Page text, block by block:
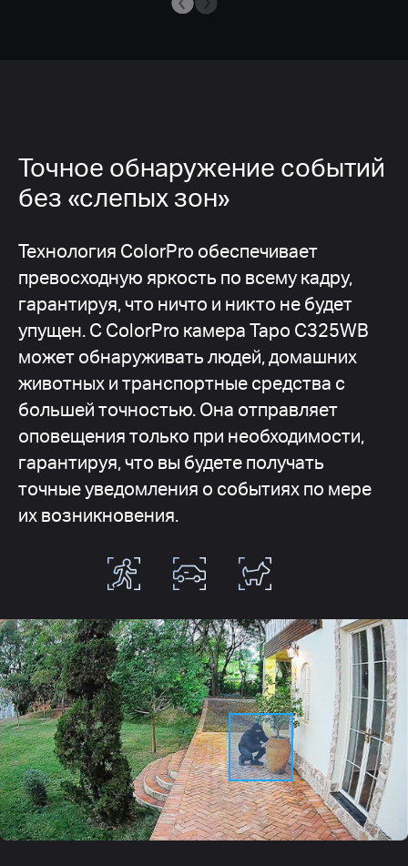
Точное обнаружение событий
без «слепых зон»
Технология ColorPro обеспечивает
превосходную яркость по всему кадру,
гарантируя, что ничто и никто не будет
упущен. С ColorPro камера Tapo C325WB
может обнаруживать людей, домашних
животных и транспортные средства с
большей точностью. Она отправляет
оповещения только при необходимости,
гарантируя, что вы будете получать
точные уведомления о событиях по мере
их возникновения.